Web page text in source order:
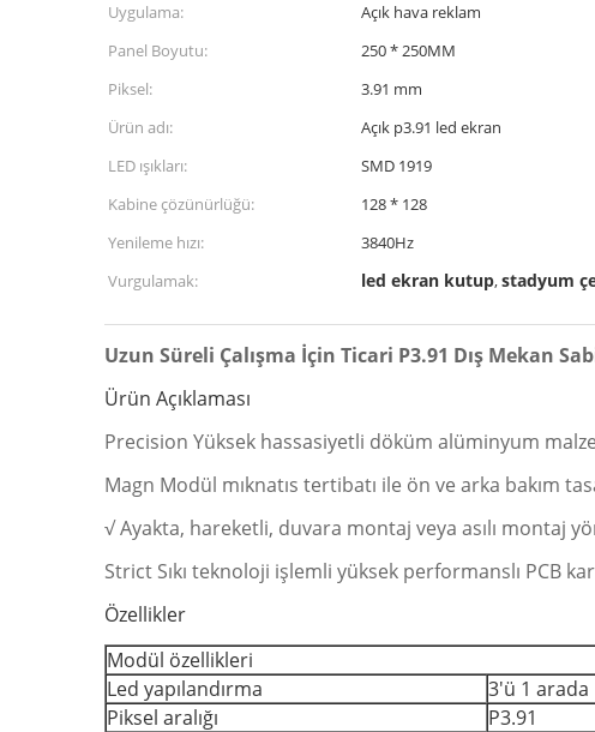
Uygulama: Açık hava reklam
Panel Boyutu:
250 * 250MM
Piksel:
3.91 mm
Ürün adı:
Açık p3.91 led ekran
LED ışıkları:
SMD 1919
Kabine çözünürlüğü:
128 * 128
Yenileme hızı:
3840Hz
Vurgulamak:
led ekran kutup,stadyum
Uzun Süreli Çalışma İçin Ticari P3.91 Dış Mekan
Ürün Açıklaması
Precision Yüksek hassasiyetli döküm alüminyum
Magn Modül mıknatıs tertibatı ile ön ve arka bakım
√ Ayakta, hareketli, duvara montaj veya asılı montaj
Strict Sıkı teknoloji işlemli yüksek performanslı PCB
Özellikler
Modül özellikleri
Led yapılandırma
3'ü 1 arada
Piksel aralığı
P3.91